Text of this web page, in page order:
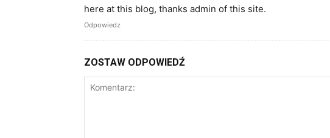
here at this blog, thanks admin of this site.
Odpowiedz
ZOSTAW ODPOWIEDŹ